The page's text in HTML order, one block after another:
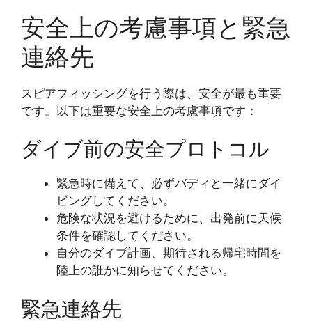
安全上の考慮事項と緊急
連絡先
スピアフィッシングを行う際は、安全が最も重要
です。以下は重要な安全上の考慮事項です：
ダイブ前の安全プロトコル
緊急時に備えて、必ずバディと一緒にダイ
ビングしてください。
危険な状況を避けるために、出発前に天候
条件を確認してください。
自分のダイブ計画、期待される帰宅時間を
陸上の誰かに知らせてください。
緊急連絡先